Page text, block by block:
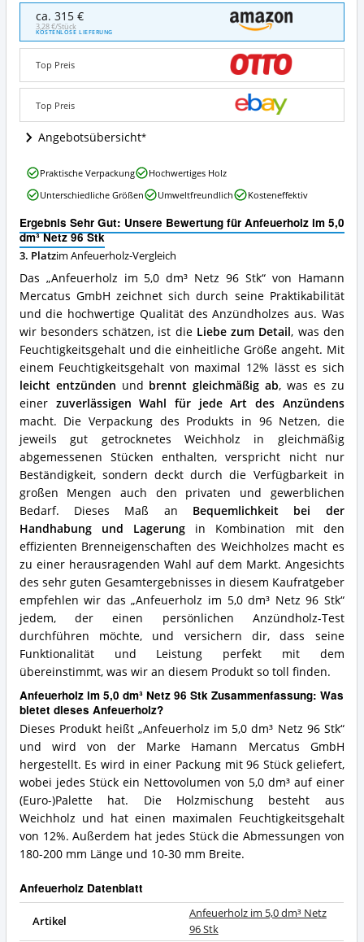
Anfeuerholz
5,0
dm³
Netz
96
Angebote:
Wo
ist
Anfeuerholz
erhältlich?
ca. 315 €
3,28 €/Stück
KOSTENLOSE LIEFERUNG
Top Preis
Top Preis
Angebotsübersicht
Ergebnis Sehr Gut: Unsere Bewertung für Anfeuerholz im 5,0
dm³ Netz 96 Stk
3. Platzim Anfeuerholz-Vergleich
Das „Anfeuerholz im 5,0 dm³ Netz 96 Stk“ von Hamann
Mercatus GmbH zeichnet sich durch seine Praktikabilität
und die hochwertige Qualität des Anzündholzes aus. Was
wir besonders schätzen, ist die Liebe zum Detail, was den
Feuchtigkeitsgehalt und die einheitliche Größe angeht. Mit
einem Feuchtigkeitsgehalt von maximal 12% lässt es sich
leicht entzünden und brennt gleichmäßig ab, was es zu
einer zuverlässigen Wahl für jede Art des Anzündens
macht. Die Verpackung des Produkts in 96 Netzen, die
jeweils gut getrocknetes Weichholz in gleichmäßig
abgemessenen Stücken enthalten, verspricht nicht nur
Beständigkeit, sondern deckt durch die Verfügbarkeit in
großen Mengen auch den privaten und gewerblichen
Bedarf. Dieses Maß an Bequemlichkeit bei der
Handhabung und Lagerung in Kombination mit den
effizienten Brenneigenschaften des Weichholzes macht es
zu einer herausragenden Wahl auf dem Markt. Angesichts
des sehr guten Gesamtergebnisses in diesem Kaufratgeber
empfehlen wir das „Anfeuerholz im 5,0 dm³ Netz 96 Stk“
jedem, der einen persönlichen Anzündholz-Test
durchführen möchte, und versichern dir, dass seine
Funktionalität und Leistung perfekt mit dem
übereinstimmt, was wir an diesem Produkt so toll finden.
Anfeuerholz im 5,0 dm³ Netz 96 Stk Zusammenfassung: Was
bietet dieses Anfeuerholz?
Dieses Produkt heißt „Anfeuerholz im 5,0 dm³ Netz 96 Stk“
und wird von der Marke Hamann Mercatus GmbH
hergestellt. Es wird in einer Packung mit 96 Stück geliefert,
wobei jedes Stück ein Nettovolumen von 5,0 dm³ auf einer
(Euro-)Palette hat. Die Holzmischung besteht aus
Weichholz und hat einen maximalen Feuchtigkeitsgehalt
von 12%. Außerdem hat jedes Stück die Abmessungen von
180-200 mm Länge und 10-30 mm Breite.
Anfeuerholz Datenblatt
Artikel
Anfeuerholz im 5,0 dm³ Netz
96 Stk
Anfeuerholz
5,0
Netz
96
Stk
Vorteile:
Was
spricht
für
dieses
Anfeuerholz?
Praktische Verpackung
Hochwertiges Holz
Unterschiedliche Größen
Umweltfreundlich Kosteneffektiv